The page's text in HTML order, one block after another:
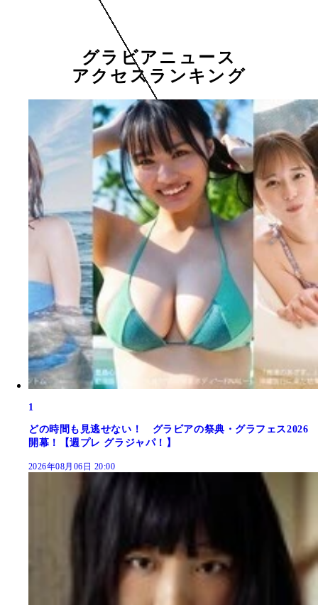
グラビアニュース
アクセスランキング
1
どの時間も見逃せない！ グラビアの祭典・グラフェス2026
開幕！【週プレ グラジャパ！】
2026年08月06日 20:00